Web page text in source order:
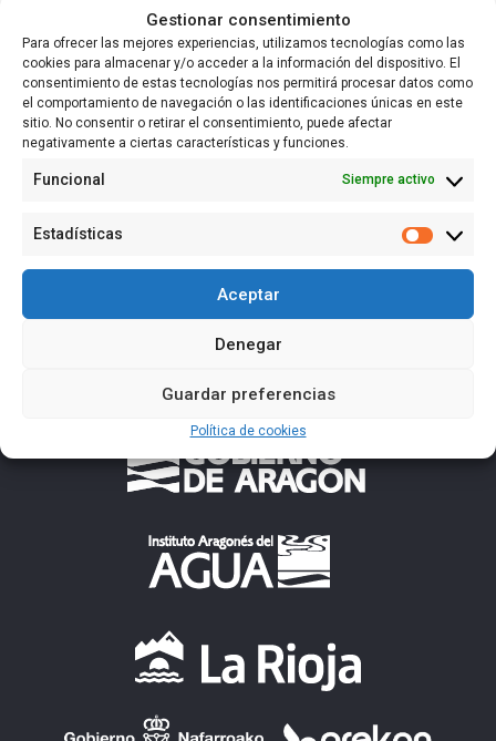
Gestionar consentimiento
Para ofrecer las mejores experiencias, utilizamos tecnologías como las
cookies para almacenar y/o acceder a la información del dispositivo. El
consentimiento de estas tecnologías nos permitirá procesar datos como
el comportamiento de navegación o las identificaciones únicas en este
sitio. No consentir o retirar el consentimiento, puede afectar
negativamente a ciertas características y funciones.
Funcional Siempre activo
Estadísticas
Aceptar
Denegar
Guardar preferencias
Política de cookies
Español